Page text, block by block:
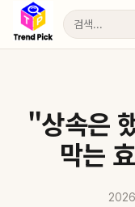
"상속은
막는
2026